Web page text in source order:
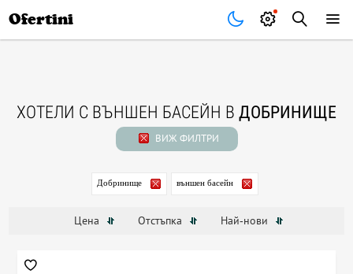
Ofertini
ХОТЕЛИ С ВЪНШЕН БАСЕЙН В ДОБРИНИЩЕ
ВИЖ ФИЛТРИ
Добринище външен басейн
Цена Отстъпка Най-нови